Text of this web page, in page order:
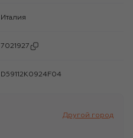
Италия
7021927
D59112K0924F04
Другой город